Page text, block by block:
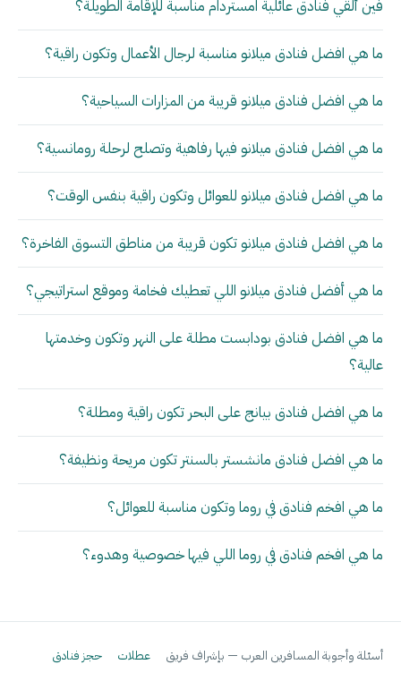
فين ألقي فنادق عائلية امستردام مناسبة للإقامة الطويلة؟
ما هي افضل فنادق ميلانو مناسبة لرجال الأعمال وتكون راقية؟
ما هي افضل فنادق ميلانو قريبة من المزارات السياحية؟
ما هي افضل فنادق ميلانو فيها رفاهية وتصلح لرحلة رومانسية؟
ما هي افضل فنادق ميلانو للعوائل وتكون راقية بنفس الوقت؟
ما هي افضل فنادق ميلانو تكون قريبة من مناطق التسوق الفاخرة؟
ما هي أفضل فنادق ميلانو اللي تعطيك فخامة وموقع استراتيجي؟
ما هي افضل فنادق بودابست مطلة على النهر وتكون وخدمتها
عالية؟
ما هي افضل فنادق بيانج على البحر تكون راقية ومطلة؟
ما هي افضل فنادق مانشستر بالسنتر تكون مريحة ونظيفة؟
ما هي افخم فنادق في روما وتكون مناسبة للعوائل؟
ما هي افخم فنادق في روما اللي فيها خصوصية وهدوء؟
أسئلة وأجوبة المسافرين العرب — بإشراف فريق عطلات حجز فنادق